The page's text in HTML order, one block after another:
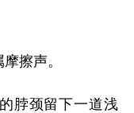
擦声。
脖颈留下一道浅